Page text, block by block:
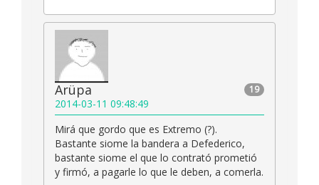
19
Arüpa
2014-03-11 09:48:49
Mirá que gordo que es Extremo (?).
Bastante siome la bandera a Defederico,
bastante siome el que lo contrató prometió
y firmó, a pagarle lo que le deben, a comerla.